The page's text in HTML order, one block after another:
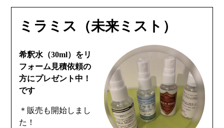
ミラミス（未来ミスト）
希釈水（30ml）をリ
フォーム見積依頼の
方にプレゼント中！
です
＊販売も開始しまし
た！